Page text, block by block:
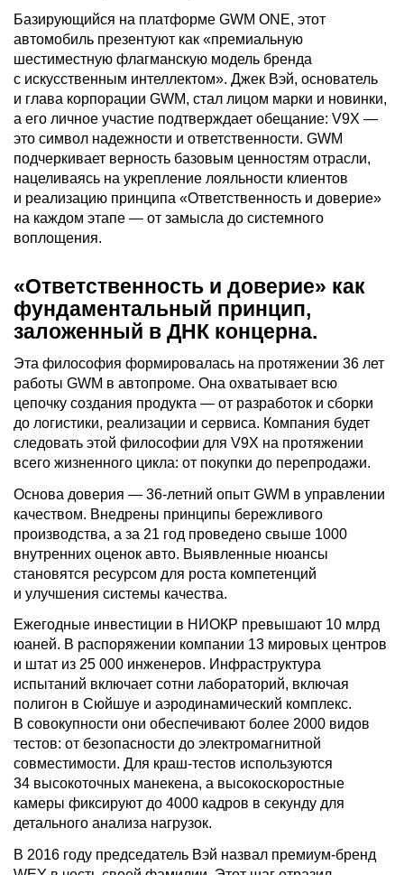
Базирующийся на платформе GWM ONE, этот
автомобиль презентуют как «премиальную
шестиместную флагманскую модель бренда
с искусственным интеллектом». Джек Вэй, основатель
и глава корпорации GWM, стал лицом марки и новинки,
а его личное участие подтверждает обещание: V9X —
это символ надежности и ответственности. GWM
подчеркивает верность базовым ценностям отрасли,
нацеливаясь на укрепление лояльности клиентов
и реализацию принципа «Ответственность и доверие»
на каждом этапе — от замысла до системного
воплощения.
«Ответственность и доверие» как
фундаментальный принцип,
заложенный в ДНК концерна.
Эта философия формировалась на протяжении 36 лет
работы GWM в автопроме. Она охватывает всю
цепочку создания продукта — от разработок и сборки
до логистики, реализации и сервиса. Компания будет
следовать этой философии для V9X на протяжении
всего жизненного цикла: от покупки до перепродажи.
Основа доверия — 36-летний опыт GWM в управлении
качеством. Внедрены принципы бережливого
производства, а за 21 год проведено свыше 1000
внутренних оценок авто. Выявленные нюансы
становятся ресурсом для роста компетенций
и улучшения системы качества.
Ежегодные инвестиции в НИОКР превышают 10 млрд
юаней. В распоряжении компании 13 мировых центров
и штат из 25 000 инженеров. Инфраструктура
испытаний включает сотни лабораторий, включая
полигон в Сюйшуе и аэродинамический комплекс.
В совокупности они обеспечивают более 2000 видов
тестов: от безопасности до электромагнитной
совместимости. Для краш-тестов используются
34 высокоточных манекена, а высокоскоростные
камеры фиксируют до 4000 кадров в секунду для
детального анализа нагрузок.
В 2016 году председатель Вэй назвал премиум-бренд